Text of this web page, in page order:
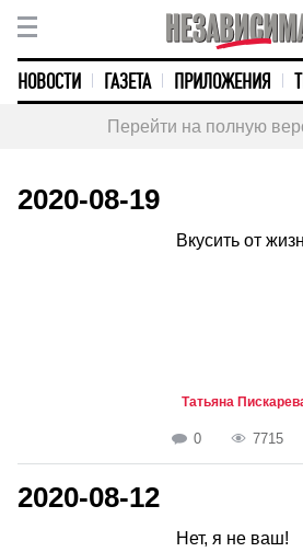
НОВОСТИ ГАЗЕТА ПРИЛОЖЕНИЯ
Перейти на полную
2020-08-19
Вкусить от
Татьяна
0 7715
2020-08-12
Нет, я не ваш!